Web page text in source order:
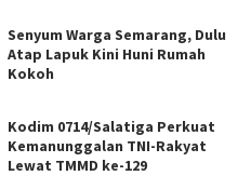
Senyum Warga Semarang, Dulu
Atap Lapuk Kini Huni Rumah
Kokoh
Kodim 0714/Salatiga Perkuat
Kemanunggalan TNI-Rakyat
Lewat TMMD ke-129